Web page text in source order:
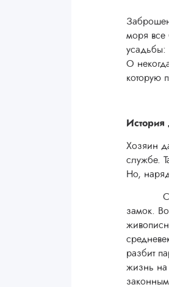
моря все
усадьбы:
О
которую
История
Хозяин
службе.
Но,
замок.
разбит
жизнь на